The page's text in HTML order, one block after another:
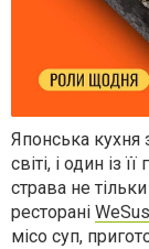
Японська кухня
світі, і один із
страва не
ресторані
місо суп,